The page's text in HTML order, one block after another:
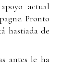
actual
Pronto
hastiada de
antes le ha